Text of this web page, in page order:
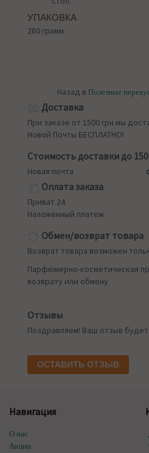
УПАКОВКА
280 грамм
Назад в Полезные
Доставка
При заказе от 1500 грн мы
Новой Почты БЕСПЛАТНО!
Стоимость доставки до
Новая почта
Оплата заказа
Приват 24
Наложенный платеж
Обмен/возврат товара
Возврат товара возможен
Парфюмерно-косметическая
возврату или обмену
Отзывы
Поздравляем! Ваш отзыв
ОСТАВИТЬ ОТЗЫВ
Навигация
О нас
Акции